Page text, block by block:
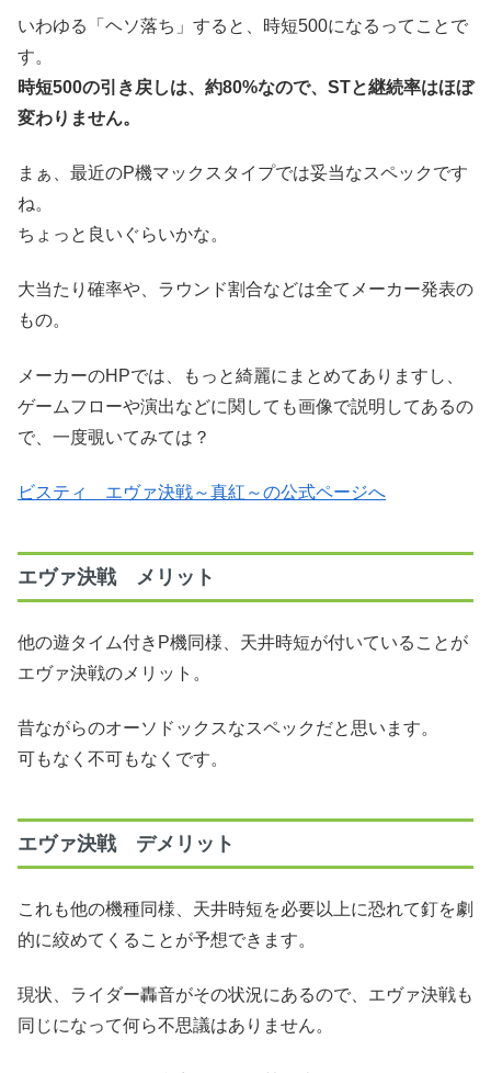
いわゆる「ヘソ落ち」すると、時短500になるってことで
す。
時短500の引き戻しは、約80%なので、STと継続率はほぼ
変わりません。
まぁ、最近のP機マックスタイプでは妥当なスペックです
ね。
ちょっと良いぐらいかな。
大当たり確率や、ラウンド割合などは全てメーカー発表の
もの。
メーカーのHPでは、もっと綺麗にまとめてありますし、
ゲームフローや演出などに関しても画像で説明してあるの
で、一度覗いてみては？
ビスティ エヴァ決戦～真紅～の公式ページへ
エヴァ決戦 メリット
他の遊タイム付きP機同様、天井時短が付いていることが
エヴァ決戦のメリット。
昔ながらのオーソドックスなスペックだと思います。
可もなく不可もなくです。
エヴァ決戦 デメリット
これも他の機種同様、天井時短を必要以上に恐れて釘を劇
的に絞めてくることが予想できます。
現状、ライダー轟音がその状況にあるので、エヴァ決戦も
同じになって何ら不思議はありません。